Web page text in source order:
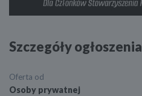
Szczegóły ogłoszenia
Oferta od
Osoby prywatnej